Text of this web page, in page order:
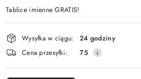
Tablice imienne GRATIS!
Wyślij
Dostępność
i
dostawa
Wysyłka w ciągu:
24 godziny
Cena przesyłki:
75